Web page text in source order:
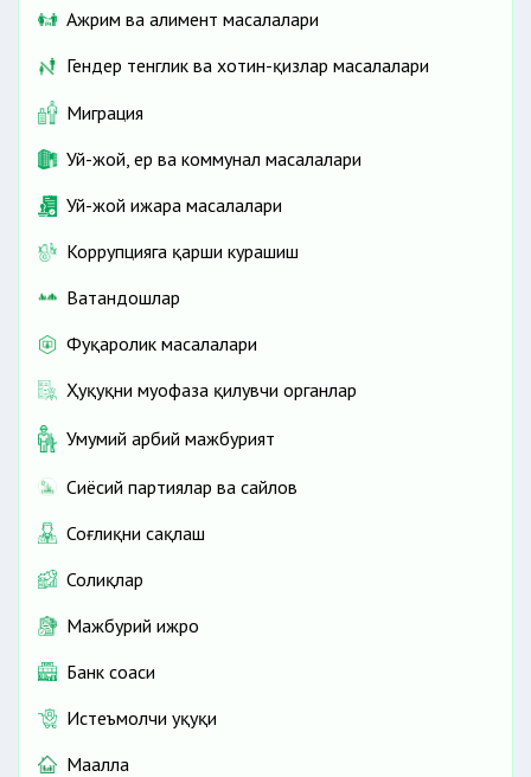
Ажрим ва алимент масалалари
Гендер тенглик ва хотин-қизлар масалалари
Миграция
Уй-жой, ер ва коммунал масалалари
Уй-жой ижара масалалари
Коррупцияга қарши курашиш
Ватандошлар
Фуқаролик масалалари
Ҳуқуқни муҳофаза қилувчи органлар
Умумий ҳарбий мажбурият
Сиёсий партиялар ва сайлов
Соғлиқни сақлаш
Солиқлар
Мажбурий ижро
Банк соҳаси
Истеъмолчи ҳуқуқи
Маҳалла